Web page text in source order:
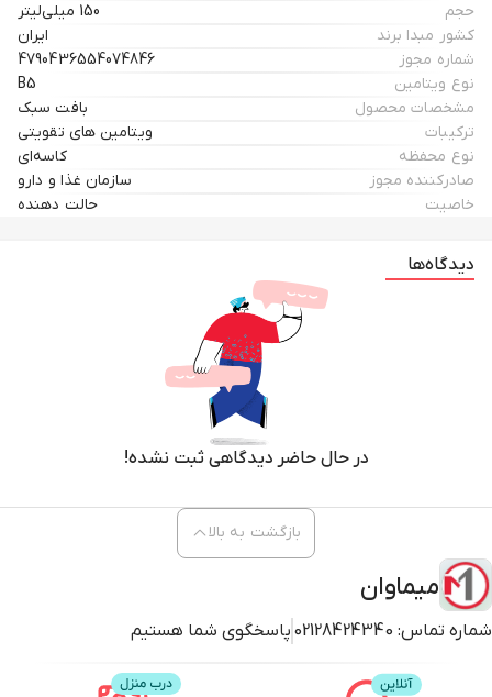
حجم
150 میلی‌لیتر
کشور مبدا برند
ایران
شماره مجوز
4790436554074846
نوع ویتامین
B5
مشخصات محصول
بافت سبک
ترکیبات
ویتامین های تقویتی
نوع محفظه
کاسه‌ای
صادرکننده مجوز
سازمان غذا و دارو
خاصیت
حالت دهنده
دیدگاه‌ها
در حال حاضر دیدگاهی ثبت نشده!
میماوان
شماره تماس: 02128424340 پاسخگوی شما هستیم
بازگشت به بالا